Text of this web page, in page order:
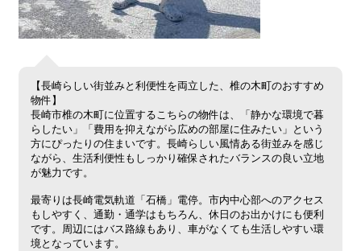
【長崎らしい街並みと利便性を両立した、椎の木町のおすすめ
物件】
長崎市椎の木町に位置するこちらの物件は、「静かな環境で暮
らしたい」「費用を抑えながら広めの部屋に住みたい」という
方にぴったりの住まいです。長崎らしい風情ある街並みを感じ
ながら、生活利便性もしっかり確保されたバランスの良い立地
が魅力です。
最寄りは長崎電気軌道「石橋」電停。市内中心部へのアクセス
もしやすく、通勤・通学はもちろん、休日のお出かけにも便利
です。周辺にはバス路線もあり、車がなくても生活しやすい環
境となっています。